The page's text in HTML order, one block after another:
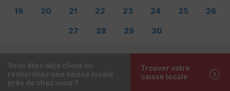
19 20 21 22 23 24 25 26
27 28 29 30
Vous êtes déjà client ou
recherchez une caisse locale
près de chez vous ?
Trouver votre
caisse locale